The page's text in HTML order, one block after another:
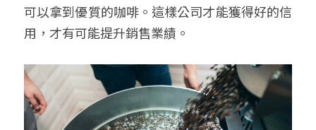
可以拿到優質的咖啡。這樣公司才能獲得好的信
用，才有可能提升銷售業績。